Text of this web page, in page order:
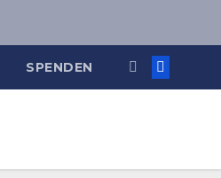
SPENDEN